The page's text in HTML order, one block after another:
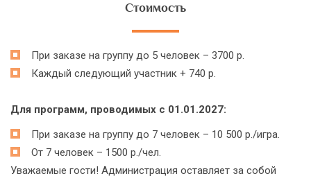
Стоимость
При заказе на группу до 5 человек – 3700 р.
Каждый следующий участник + 740 р.
Для программ, проводимых с 01.01.2027:
При заказе на группу до 7 человек – 10 500 р./игра.
От 7 человек – 1500 р./чел.
Уважаемые гости! Администрация оставляет за собой